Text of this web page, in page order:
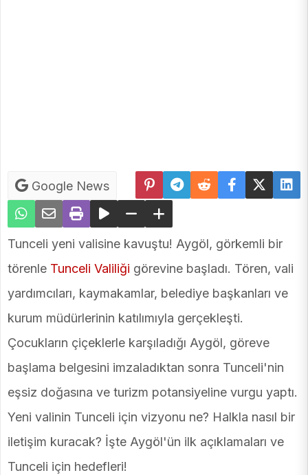
Google News
Tunceli yeni valisine kavuştu! Aygöl, görkemli bir
törenle Tunceli Valiliği görevine başladı. Tören, vali
yardımcıları, kaymakamlar, belediye başkanları ve
kurum müdürlerinin katılımıyla gerçekleşti.
Çocukların çiçeklerle karşıladığı Aygöl, göreve
başlama belgesini imzaladıktan sonra Tunceli'nin
eşsiz doğasına ve turizm potansiyeline vurgu yaptı.
Yeni valinin Tunceli için vizyonu ne? Halkla nasıl bir
iletişim kuracak? İşte Aygöl'ün ilk açıklamaları ve
Tunceli için hedefleri!